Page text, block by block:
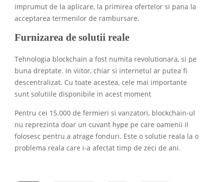
imprumut de la aplicare, la primirea ofertelor si pana la
acceptarea termenilor de rambursare.
Furnizarea de solutii reale
Tehnologia blockchain a fost numita revolutionara, si pe
buna dreptate. In viitor, chiar si internetul ar putea fi
descentralizat. Cu toate acestea, cele mai importante
sunt solutiile disponibile in acest moment
Pentru cei 15.000 de fermieri si vanzatori, blockchain-ul
nu reprezinta doar un cuvant hype pe care oamenii il
folosesc pentru a atrage fonduri. Este o solutie reala la o
problema reala care i-a afectat timp de zeci de ani.